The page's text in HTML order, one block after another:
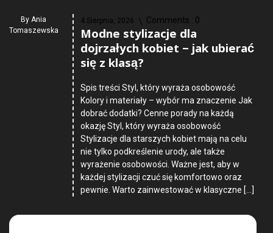
By Ania
Tomaszewska
4 Sierpnia, 2026 Comments : 0
Modne stylizacje dla
dojrzałych kobiet – jak ubierać
się z klasą?
Spis treści Styl, który wyraża osobowość
Kolory i materiały – wybór ma znaczenie Jak
dobrać dodatki? Cenne porady na każdą
okazję Styl, który wyraża osobowość
Stylizacje dla starszych kobiet mają na celu
nie tylko podkreślenie urody, ale także
wyrażenie osobowości. Ważne jest, aby w
każdej stylizacji czuć się komfortowo oraz
pewnie. Warto zainwestować w klasyczne […]